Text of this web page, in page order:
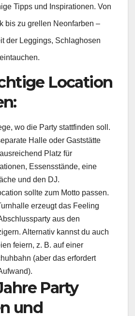
Tipps und Inspirationen. Von
bis zu grellen Neonfarben –
der Leggings, Schlaghosen
Location
wo die Party stattfinden soll.
Halle oder Gaststätte
Platz für
Essensstände, eine
und den DJ.
sollte zum Motto passen.
erzeugt das Feeling
aus den
Alternativ kannst du auch
feiern, z. B. auf einer
(aber das erfordert
Party
und